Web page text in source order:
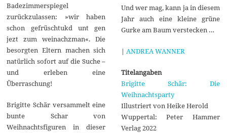
Badezimmerspiegel
zurückzulassen: »wir haben
schon gefrüschtukd unt gen
jezt zum weinachzman«. Die
besorgten Eltern machen sich
natürlich sofort auf die Suche –
und erleben eine
Überraschung!
Brigitte Schär versammelt eine
bunte Schar von
Weihnachtsfiguren in dieser
Und wer mag, kann ja in diesem
Jahr auch eine kleine grüne
Gurke am Baum verstecken …
| ANDREA WANNER
Titelangaben
Brigitte Schär: Die
Weihnachtsparty
Illustriert von Heike Herold
Wuppertal: Peter Hammer
Verlag 2022